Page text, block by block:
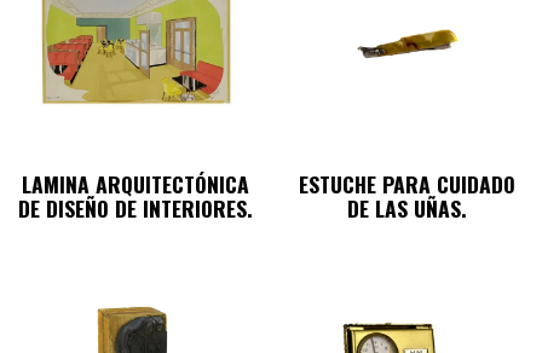
LAMINA ARQUITECTÓNICA
DE DISEÑO DE INTERIORES.
ESTUCHE PARA CUIDADO
DE LAS UÑAS.